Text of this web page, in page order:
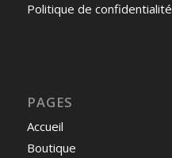
Politique de confidentialité
PAGES
Accueil
Boutique